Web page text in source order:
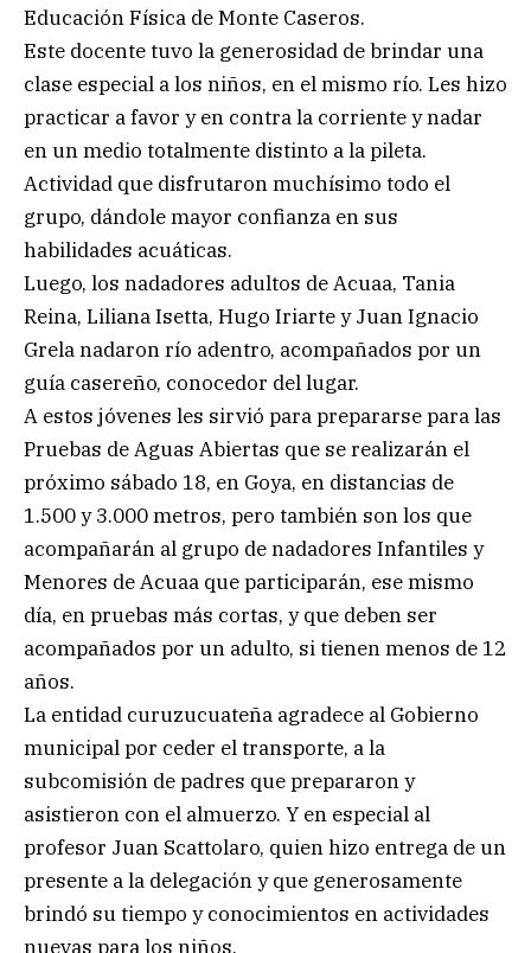
Educación Física de Monte Caseros.
Este docente tuvo la generosidad de brindar una
clase especial a los niños, en el mismo río. Les hizo
practicar a favor y en contra la corriente y nadar
en un medio totalmente distinto a la pileta.
Actividad que disfrutaron muchísimo todo el
grupo, dándole mayor confianza en sus
habilidades acuáticas.
Luego, los nadadores adultos de Acuaa, Tania
Reina, Liliana Isetta, Hugo Iriarte y Juan Ignacio
Grela nadaron río adentro, acompañados por un
guía casereño, conocedor del lugar.
A estos jóvenes les sirvió para prepararse para las
Pruebas de Aguas Abiertas que se realizarán el
próximo sábado 18, en Goya, en distancias de
1.500 y 3.000 metros, pero también son los que
acompañarán al grupo de nadadores Infantiles y
Menores de Acuaa que participarán, ese mismo
día, en pruebas más cortas, y que deben ser
acompañados por un adulto, si tienen menos de 12
años.
La entidad curuzucuateña agradece al Gobierno
municipal por ceder el transporte, a la
subcomisión de padres que prepararon y
asistieron con el almuerzo. Y en especial al
profesor Juan Scattolaro, quien hizo entrega de un
presente a la delegación y que generosamente
brindó su tiempo y conocimientos en actividades
nuevas para los niños.